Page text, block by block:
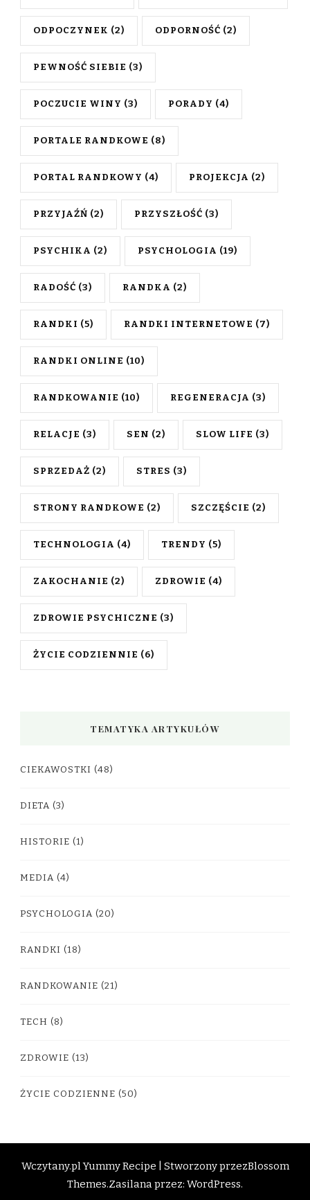
ODPOCZYNEK (2) ODPORNOŚĆ (2)
PEWNOŚĆ SIEBIE (3)
POCZUCIE WINY (3) PORADY (4)
PORTALE RANDKOWE (8)
PORTAL RANDKOWY (4) PROJEKCJA (2)
PRZYJAŹŃ (2) PRZYSZŁOŚĆ (3)
PSYCHIKA (2) PSYCHOLOGIA (19)
RADOŚĆ (3) RANDKA (2)
RANDKI (5) RANDKI INTERNETOWE (7)
RANDKI ONLINE (10)
RANDKOWANIE (10) REGENERACJA (3)
RELACJE (3) SEN (2) SLOW LIFE (3)
SPRZEDAŻ (2) STRES (3)
STRONY RANDKOWE (2) SZCZĘŚCIE (2)
TECHNOLOGIA (4) TRENDY (5)
ZAKOCHANIE (2) ZDROWIE (4)
ZDROWIE PSYCHICZNE (3)
ŻYCIE CODZIENNIE (6)
TEMATYKA ARTYKUŁÓW
CIEKAWOSTKI (48)
DIETA (3)
HISTORIE (1)
MEDIA (4)
PSYCHOLOGIA (20)
RANDKI (18)
RANDKOWANIE (21)
TECH (8)
ZDROWIE (13)
ŻYCIE CODZIENNE (50)
Wczytany.plYummy Recipe | Stworzony przezBlossom
Themes.Zasilana przez: WordPress.